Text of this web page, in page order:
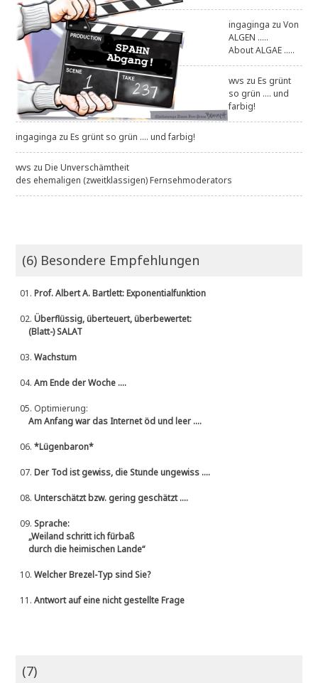
ingaginga zuVon
ALGEN .....
About ALGAE .....
wvs zuEs grünt
so grün .... und
farbig!
ingaginga zuEs grünt so grün .... und farbig!
wvs zuDie Unverschämtheit
des ehemaligen (zweitklassigen) Fernsehmoderators
(6) Besondere Empfehlungen
01.Prof. Albert A. Bartlett: Exponentialfunktion
02.Überflüssig, überteuert, überbewertet:
(Blatt-) SALAT
03.Wachstum
04.Am Ende der Woche ....
05. Optimierung:
Am Anfang war das Internet öd und leer ....
06.*Lügenbaron*
07.Der Tod ist gewiss, die Stunde ungewiss ....
08.Unterschätzt bzw. gering geschätzt ....
09.Sprache:
„Weiland schritt ich fürbaß
durch die heimischen Lande“
10.Welcher Brezel-Typ sind Sie?
11.Antwort auf eine nicht gestellte Frage
(7)